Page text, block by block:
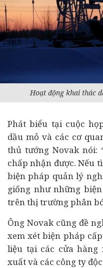
Hoạt động khai thác
Phát biểu tại cuộc
dầu mỏ và các cơ
thủ tướng Novak nói:
chấp nhận được. Nếu
biện pháp quản lý
giống như những
trên thị trường phân
Ông Novak cũng đề
xem xét biện pháp
liệu tại các cửa hàng
xuất và các công ty